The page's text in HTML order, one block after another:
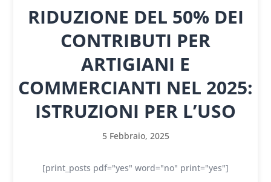
RIDUZIONE DEL 50% DEI
CONTRIBUTI PER
ARTIGIANI E
COMMERCIANTI NEL 2025:
ISTRUZIONI PER L’USO
5 Febbraio, 2025
[print_posts pdf="yes" word="no" print="yes"]